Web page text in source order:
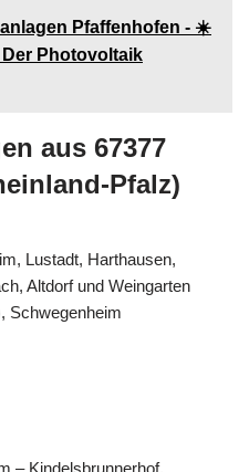
Pfaffenhofen - ☀️
Photovoltaik
aus 67377
Pfalz)
Lustadt, Harthausen,
Altdorf und Weingarten
Schwegenheim
– Kindelsbrunnerhof,